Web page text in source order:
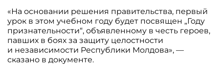
«На основании решения правительства, первый
урок в этом учебном году будет посвящен „Году
признательности“, объявленному в честь героев,
павших в боях за защиту целостности
и независимости Республики Молдова», —
сказано в документе.